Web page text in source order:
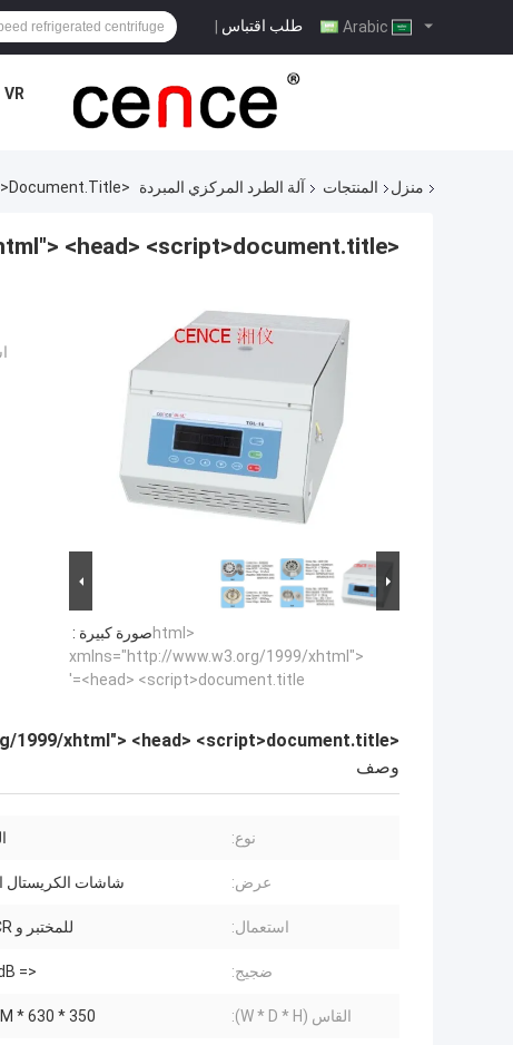
طلب اقتباس |
VR
منزل المنتجات آلة الطرد المركزي المبردة <html Xmlns="http://www.w3.org/1999/xhtml"> <head> <script>document.title='
<html xmlns="http://www.w3.org/1999/xhtml"> <head> <script>document.title='
صورة كبيرة :<html
xmlns="http://www.w3.org/1999/xhtml">
<head> <script>document.title='
<html xmlns="http://www.w3.org/1999/xhtml"> <head> <script>document.title='
وصف
نوع:
عرض: شاشات الكريستال
استعمال: للمختبر و PCR الخ
ضجيج: <= 57dB (أ)
القاس (W * D * H): 350 * 630 * 300MM